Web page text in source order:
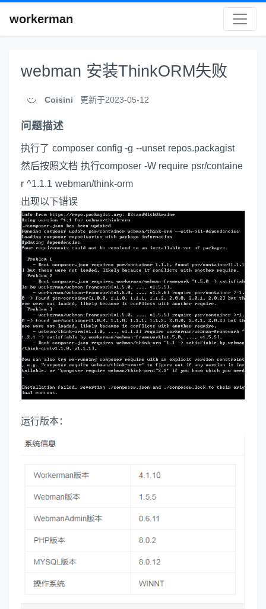
workerman
webman 安装ThinkORM失败
Coisini 更新于2023-05-12
问题描述
执行了 composer config -g --unset repos.packagist
然后按照文档 执行composer -W require psr/containe
r ^1.1.1 webman/think-orm
出现以下错误
运行版本：